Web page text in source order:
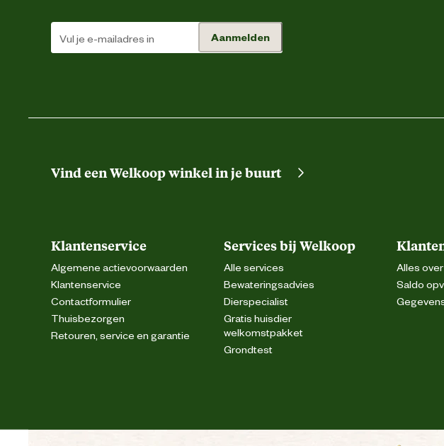
Aanmelden
Vind een Welkoop winkel in je buurt
Klantenservice
Algemene actievoorwaarden
Klantenservice
Contactformulier
Thuisbezorgen
Retouren, service en garantie
Services bij Welkoop
Alle services
Bewateringsadvies
Dierspecialist
Gratis huisdier
welkomstpakket
Grondtest
Alles
Saldo